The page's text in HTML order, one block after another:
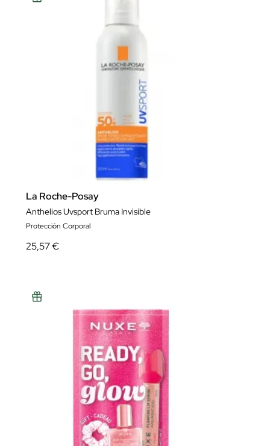
La Roche-Posay
Anthelios Uvsport Bruma Invisible
Protección Corporal
25,57 €